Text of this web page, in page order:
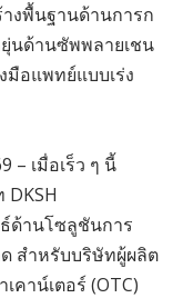
งพื้นฐานด้านการก
นด้านซัพพลายเชน
มือแพทย์แบบเร่ง
– เมื่อเร็ว ๆ นี้
ด้านโซลูชันการ
สำหรับบริษัทผู้ผลิต
าน์เตอร์ (OTC)